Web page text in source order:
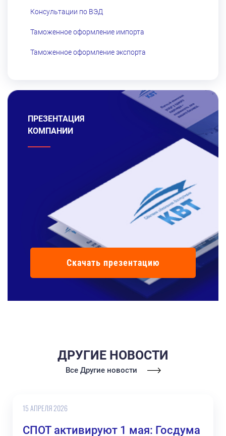
Консультации по ВЭД
Таможенное оформление импорта
Таможенное оформление экспорта
ПРЕЗЕНТАЦИЯ
КОМПАНИИ
Скачать презентацию
ДРУГИЕ НОВОСТИ
Все Другие новости
15 АПРЕЛЯ 2026
СПОТ активируют 1 мая: Госдума